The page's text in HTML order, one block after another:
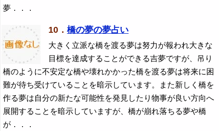
夢．．．
10． 橋の夢の夢占い
大きく立派な橋を渡る夢は努力が報われ大きな
目標を達成することができる吉夢ですが、吊り
橋のように不安定な橋や壊れかかった橋を渡る夢は将来に困
難が待ち受けていることを暗示しています。また新しく橋を
作る夢は自分の新たな可能性を発見したり物事が良い方向へ
展開することを暗示していますが、橋が崩れ落ちる夢や橋
が．．．